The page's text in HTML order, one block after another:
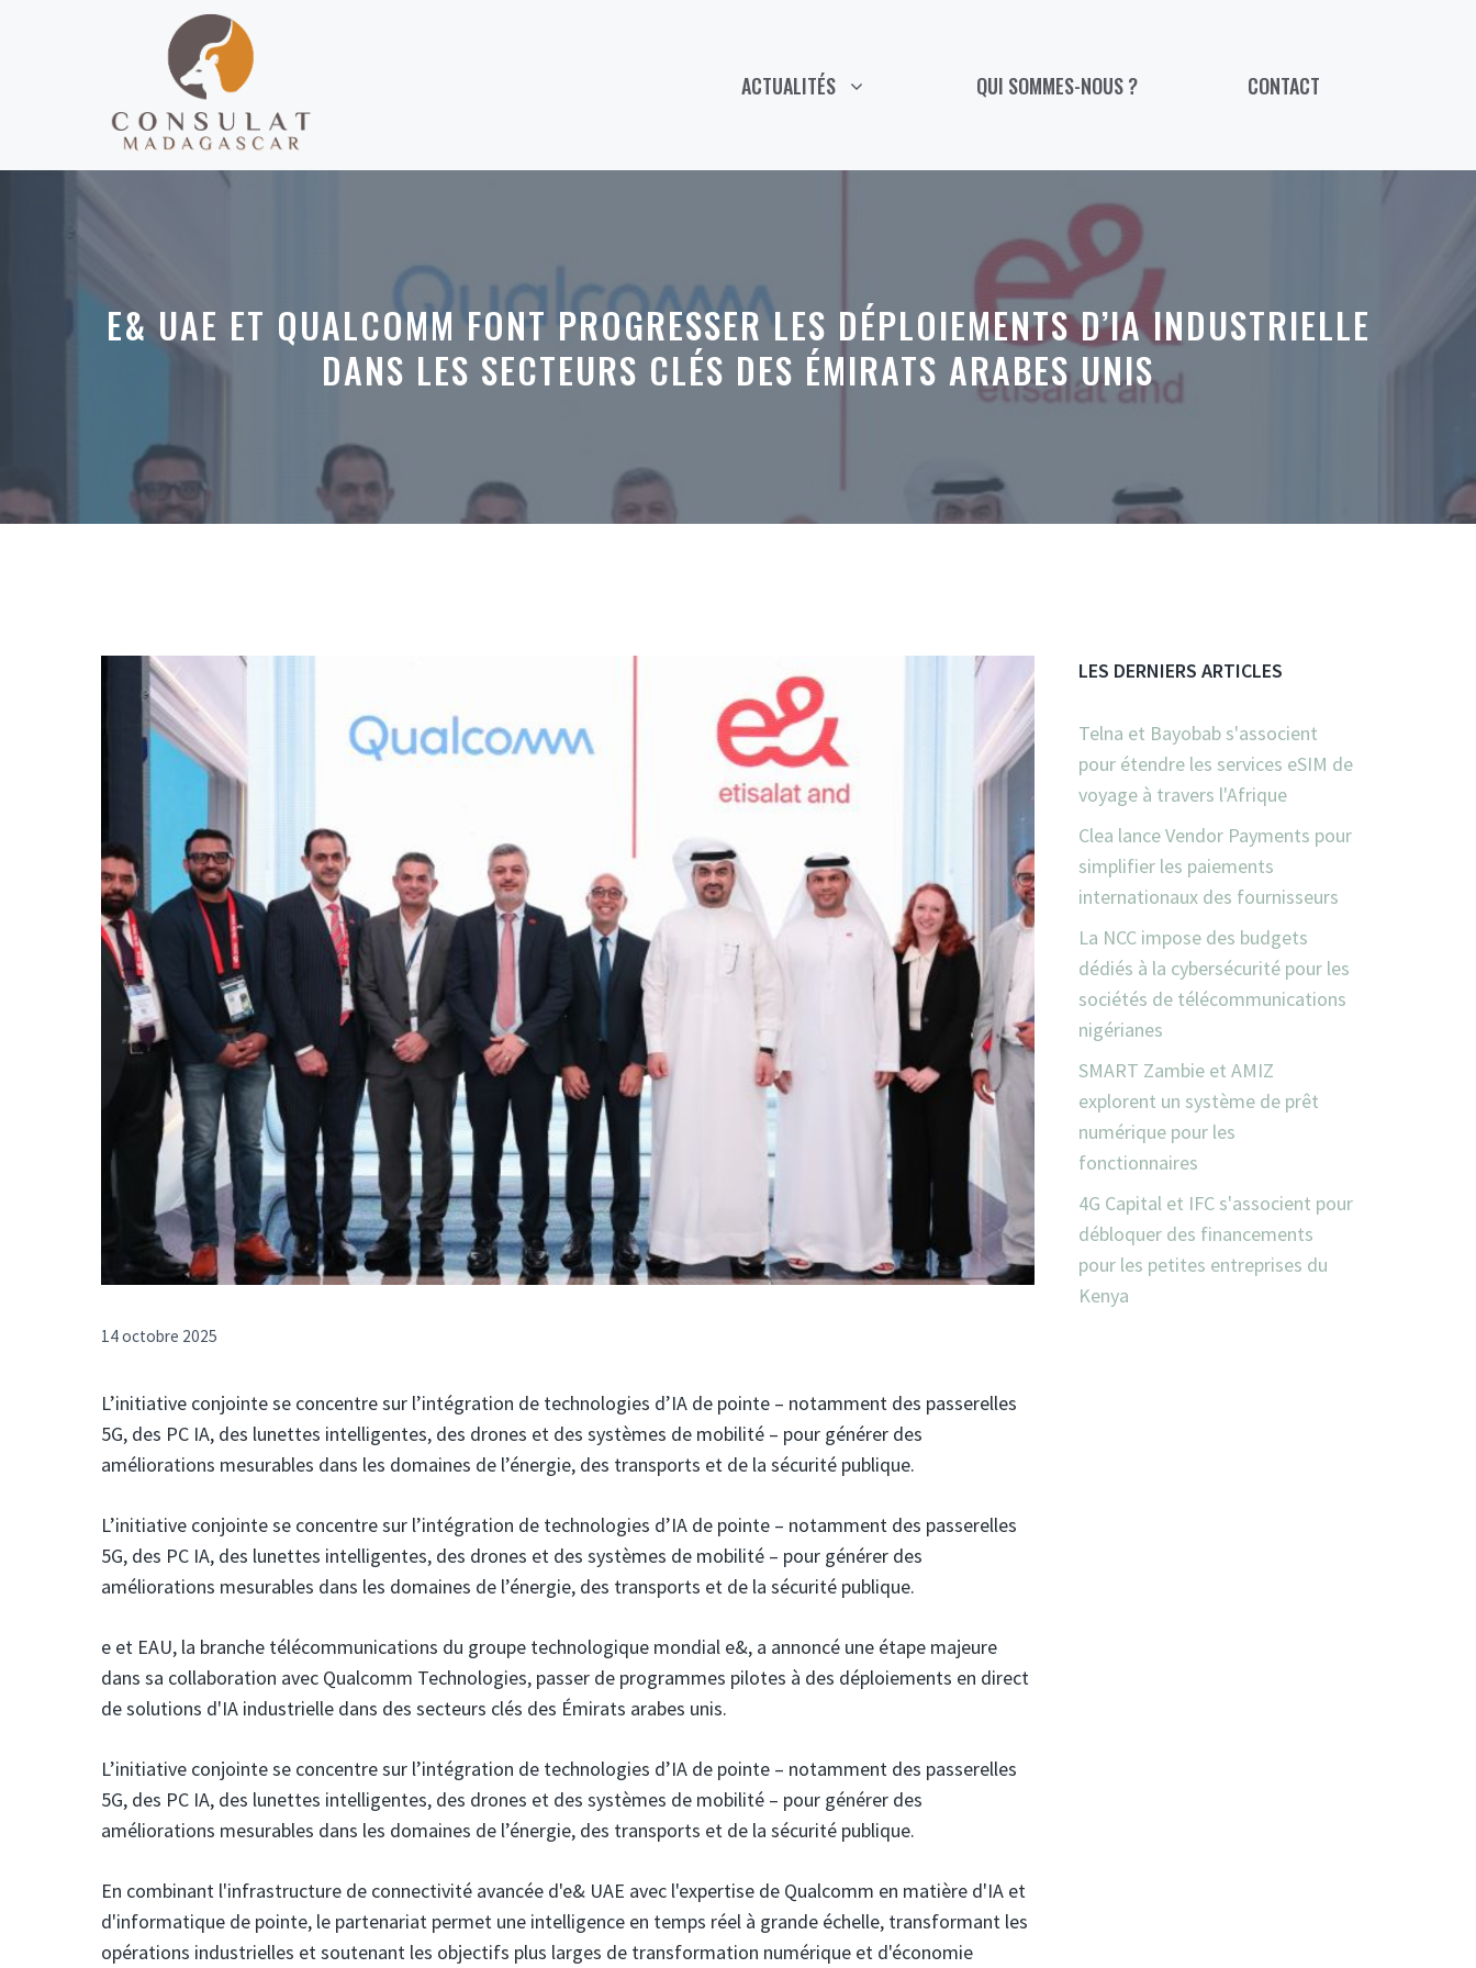
ACTUALITÉS QUI SOMMES-NOUS ? CONTACT
E& UAE ET QUALCOMM FONT PROGRESSER LES DÉPLOIEMENTS D’IA INDUSTRIELLE
DANS LES SECTEURS CLÉS DES ÉMIRATS ARABES UNIS
14 octobre 2025
L’initiative conjointe se concentre sur l’intégration de technologies d’IA de pointe – notamment des passerelles
5G, des PC IA, des lunettes intelligentes, des drones et des systèmes de mobilité – pour générer des
améliorations mesurables dans les domaines de l’énergie, des transports et de la sécurité publique.
L’initiative conjointe se concentre sur l’intégration de technologies d’IA de pointe – notamment des passerelles
5G, des PC IA, des lunettes intelligentes, des drones et des systèmes de mobilité – pour générer des
améliorations mesurables dans les domaines de l’énergie, des transports et de la sécurité publique.
e et EAU, la branche télécommunications du groupe technologique mondial e&, a annoncé une étape majeure
dans sa collaboration avec Qualcomm Technologies, passer de programmes pilotes à des déploiements en direct
de solutions d'IA industrielle dans des secteurs clés des Émirats arabes unis.
L’initiative conjointe se concentre sur l’intégration de technologies d’IA de pointe – notamment des passerelles
5G, des PC IA, des lunettes intelligentes, des drones et des systèmes de mobilité – pour générer des
améliorations mesurables dans les domaines de l’énergie, des transports et de la sécurité publique.
En combinant l'infrastructure de connectivité avancée d'e& UAE avec l'expertise de Qualcomm en matière d'IA et
d'informatique de pointe, le partenariat permet une intelligence en temps réel à grande échelle, transformant les
opérations industrielles et soutenant les objectifs plus larges de transformation numérique et d'économie
LES DERNIERS ARTICLES
Telna et Bayobab s'associent
pour étendre les services eSIM de
voyage à travers l'Afrique
Clea lance Vendor Payments pour
simplifier les paiements
internationaux des fournisseurs
La NCC impose des budgets
dédiés à la cybersécurité pour les
sociétés de télécommunications
nigérianes
SMART Zambie et AMIZ
explorent un système de prêt
numérique pour les
fonctionnaires
4G Capital et IFC s'associent pour
débloquer des financements
pour les petites entreprises du
Kenya